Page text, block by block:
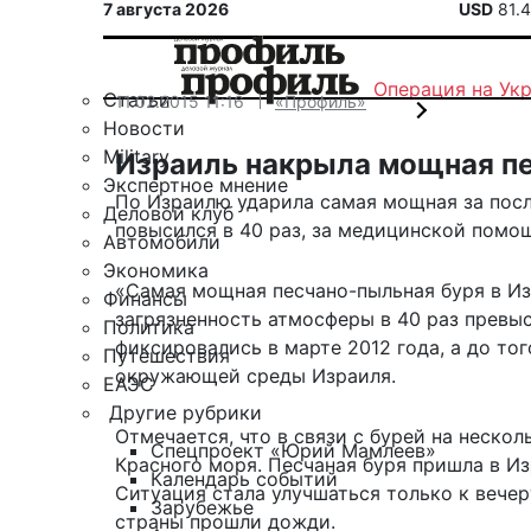
7 августа 2026 USD
Статьи
Новости
Military
Экспертное мнение
Деловой клуб
Автомобили
Экономика
Финансы
Политика
Путешествия
ЕАЭС
Другие рубрики
Спецпроект «Юрий Мамлеев»
Календарь событий
Зарубежье
Операция на
11.02.2015 11:16 «Профиль»
Израиль накрыла мощная
По Израилю ударила самая мощная за
повысился в 40 раз, за медицинской
«Самая мощная песчано-пыльная буря в
загрязненность атмосферы в 40 раз
фиксировались в марте 2012 года, а до
окружающей среды Израиля.
Отмечается, что в связи с бурей на
Красного моря. Песчаная буря пришла в
Ситуация стала улучшаться только к
страны прошли дожди.